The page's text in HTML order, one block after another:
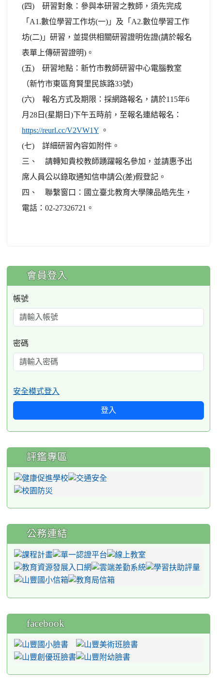
(四) 研習對象：參與本研習之教師，須先完成
「A1.數位學習工作坊(一)」及「A2.數位學習工作
坊(二)」研習，並提供相關研習證明佐證(請於報名
表單上傳研習證明)。
(五) 研習地點：新竹市教師研習中心電腦教室
（新竹市東區育賢里民族路33號)
(六) 報名方式及期限：採網路報名，請於115年6
月28日(星期日)下午五時前，至報名連結報名：
https://reurl.cc/V2VW1Y 。
(七) 詳細研習內容如附件。
三、 請轉知貴校教師踴躍報名參加，並請惠予出
席人員公以錄取通知信申請公(差)假登記。
四、 聯繫窗口：國立臺北教育大學陳品皓先生，
電話：02-27326721。
:::
會員登入
帳號
密碼
安全模式登入
登入
評鑑專區
公務連結
facebook